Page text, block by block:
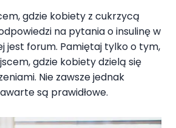
gdzie kobiety z cukrzycą
na pytania o insulinę w
jest forum. Pamiętaj tylko o tym,
gdzie kobiety dzielą się
Nie zawsze jednak
są prawidłowe.